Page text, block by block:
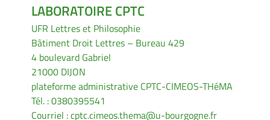
LABORATOIRE CPTC
UFR Lettres et Philosophie
Bâtiment Droit Lettres – Bureau 429
4 boulevard Gabriel
21000 DIJON
plateforme administrative CPTC-CIMEOS-THéMA
Tél. : 0380395541
Courriel :cptc.cimeos.thema@u-bourgogne.fr